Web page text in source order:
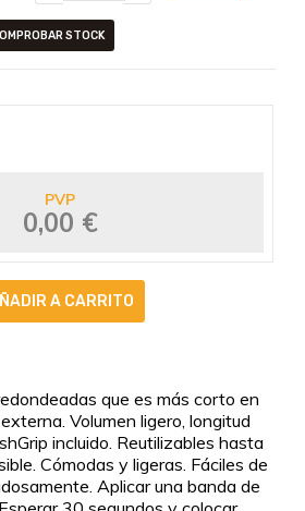
STOCK
PVP
0,00 €
que es más corto en
Volumen ligero, longitud
incluido. Reutilizables hasta
Cómodas y ligeras. Fáciles de
Aplicar una banda de